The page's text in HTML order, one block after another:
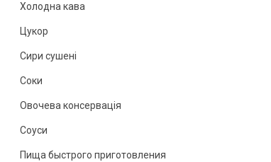
Холодна кава
Цукор
Сири сушені
Соки
Овочева консервація
Соуси
Пища быстрого приготовления